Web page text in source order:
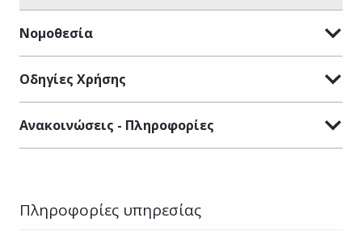
Νομοθεσία
Οδηγίες Χρήσης
Ανακοινώσεις - Πληροφορίες
Πληροφορίες υπηρεσίας